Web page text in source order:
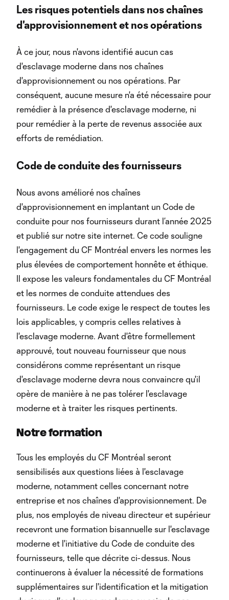
Les risques potentiels dans nos chaînes
d'approvisionnement et nos opérations
À ce jour, nous n'avons identifié aucun cas
d'esclavage moderne dans nos chaînes
d'approvisionnement ou nos opérations. Par
conséquent, aucune mesure n'a été nécessaire pour
remédier à la présence d'esclavage moderne, ni
pour remédier à la perte de revenus associée aux
efforts de remédiation.
Code de conduite des fournisseurs
Nous avons amélioré nos chaînes
d'approvisionnement en implantant un Code de
conduite pour nos fournisseurs durant l’année 2025
et publié sur notre site internet. Ce code souligne
l'engagement du CF Montréal envers les normes les
plus élevées de comportement honnête et éthique.
Il expose les valeurs fondamentales du CF Montréal
et les normes de conduite attendues des
fournisseurs. Le code exige le respect de toutes les
lois applicables, y compris celles relatives à
l'esclavage moderne. Avant d'être formellement
approuvé, tout nouveau fournisseur que nous
considérons comme représentant un risque
d'esclavage moderne devra nous convaincre qu'il
opère de manière à ne pas tolérer l'esclavage
moderne et à traiter les risques pertinents.
Notre formation
Tous les employés du CF Montréal seront
sensibilisés aux questions liées à l'esclavage
moderne, notamment celles concernant notre
entreprise et nos chaînes d'approvisionnement. De
plus, nos employés de niveau directeur et supérieur
recevront une formation bisannuelle sur l'esclavage
moderne et l'initiative du Code de conduite des
fournisseurs, telle que décrite ci-dessus. Nous
continuerons à évaluer la nécessité de formations
supplémentaires sur l'identification et la mitigation